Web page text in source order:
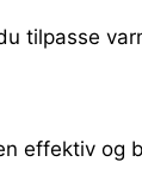
tilpasse
effektiv og